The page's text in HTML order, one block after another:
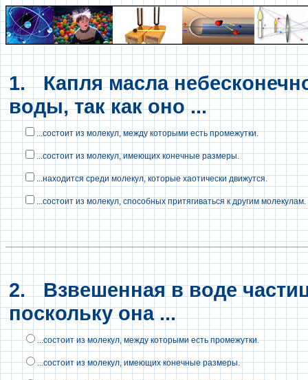
1. Капля масла
воды, так как оно ...
...состоит из молекул, между которыми есть промежутки.
...состоит из молекул, имеющих конечные размеры.
...находится среди молекул, которые хаотически движутся.
...состоит из молекул, способных притягиваться к другим молекулам.
2. Взвешенная в воде
поскольку она ...
...состоит из молекул, между которыми есть промежутки.
...состоит из молекул, имеющих конечные размеры.